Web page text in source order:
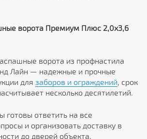
ворота Премиум Плюс 2,0х3,6
ворота из профнастила
Лайн — надежные и прочные
для заборов и ограждений, срок
несколько десятилетий.
готовы ответить на все
и организовать доставку в
до дверей объекта.